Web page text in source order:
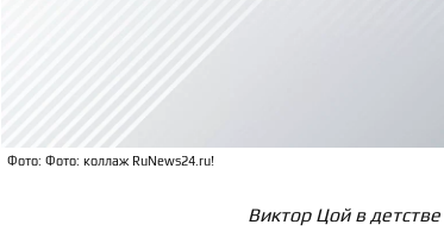
Фото: Фото: коллаж RuNews24.ru!
Виктор Цой в детстве